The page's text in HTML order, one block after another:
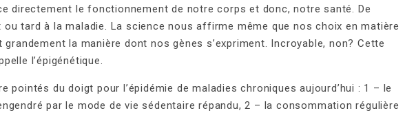
directement le fonctionnement de notre corps et donc, notre santé. De
tard à la maladie. La science nous affirme même que nos choix en matière
la manière dont nos gènes s’expriment. Incroyable, non? Cette
l’épigénétique.
pointés du doigt pour l’épidémie de maladies chroniques aujourd’hui : 1 – le
par le mode de vie sédentaire répandu, 2 – la consommation régulière